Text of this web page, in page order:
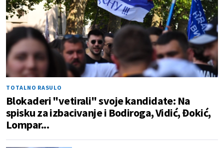
TOTALNO RASULO
Blokaderi "vetirali" svoje kandidate: Na
spisku za izbacivanje i Bodiroga, Vidić, Đokić,
Lompar...